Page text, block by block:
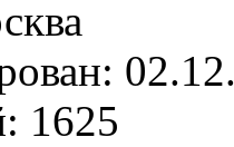
1625